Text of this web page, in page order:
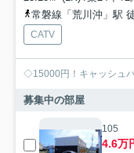
常磐線「荒川沖」駅
CATV
◇15000円！キャッシュ
募集中の部屋
105
4.6万